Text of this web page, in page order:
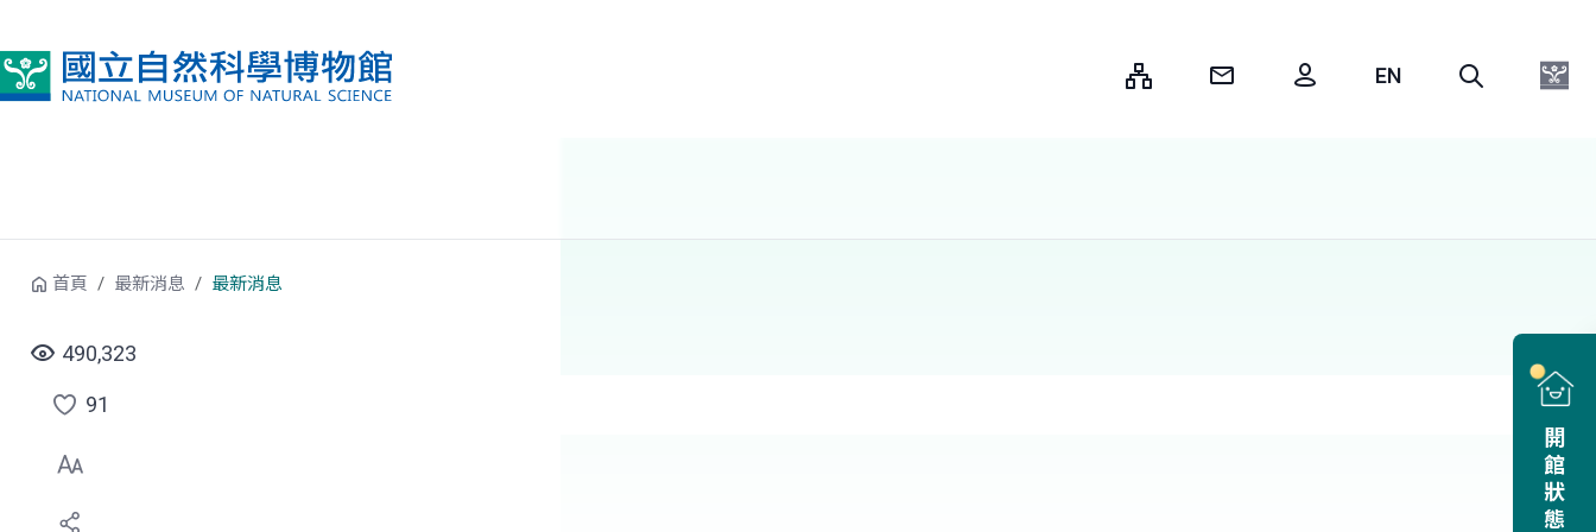
開館狀態
首頁 最新消息 最新消息
490,323
點
選
喜
91